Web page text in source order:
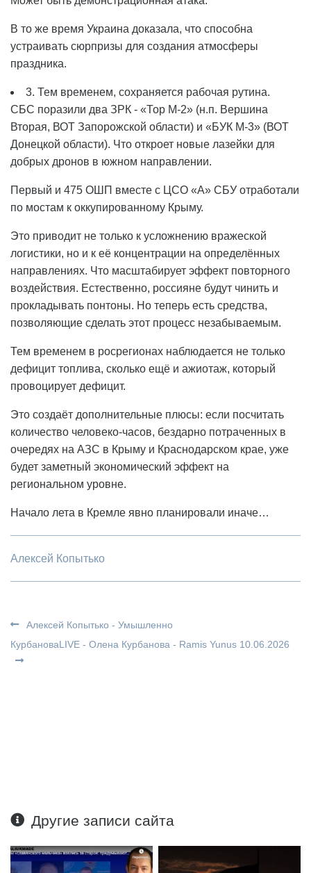
В то же время Украина доказала, что способна
устраивать сюрпризы для создания атмосферы
праздника.
3. Тем временем, сохраняется рабочая рутина.
СБС поразили два ЗРК - «Тор М-2» (н.п. Вершина
Вторая, ВОТ Запорожской области) и «БУК М-3» (ВОТ
Донецкой области). Что откроет новые лазейки для
добрых дронов в южном направлении.
Первый и 475 ОШП вместе с ЦСО «А» СБУ отработали
по мостам к оккупированному Крыму.
Это приводит не только к усложнению вражеской
логистики, но и к её концентрации на определённых
направлениях. Что масштабирует эффект повторного
воздействия. Естественно, россияне будут чинить и
прокладывать понтоны. Но теперь есть средства,
позволяющие сделать этот процесс незабываемым.
Тем временем в росрегионах наблюдается не только
дефицит топлива, сколько ещё и ажиотаж, который
провоцирует дефицит.
Это создаёт дополнительные плюсы: если посчитать
количество человеко-часов, бездарно потраченных в
очередях на АЗС в Крыму и Краснодарском крае, уже
будет заметный экономический эффект на
региональном уровне.
Начало лета в Кремле явно планировали иначе…
Алексей Копытько
Алексей Копытько - Умышленно
КурбановаLIVE - Олена Курбанова - Ramis Yunus 10.06.2026
Другие записи сайта